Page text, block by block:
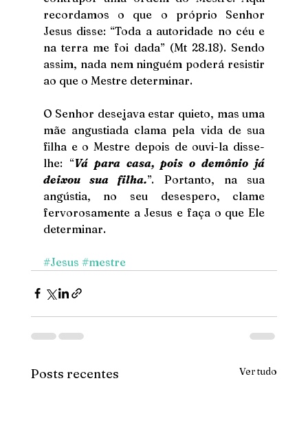
recordamos o que o próprio Senhor
Jesus disse: “Toda a autoridade no céu e
na terra me foi dada” (Mt 28.18). Sendo
assim, nada nem ninguém poderá resistir
ao que o Mestre determinar.
O Senhor desejava estar quieto, mas uma
mãe angustiada clama pela vida de sua
filha e o Mestre depois de ouvi-la disse-
lhe: “Vá para casa, pois o demônio já
deixou sua filha.”. Portanto, na sua
angústia, no seu desespero, clame
fervorosamente a Jesus e faça o que Ele
determinar.
#Jesus #mestre
Posts recentes Ver tudo